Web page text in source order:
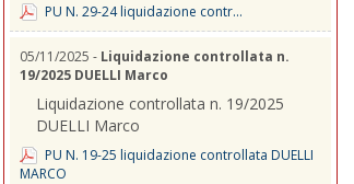
PU N. 29-24 liquidazione contr...
05/11/2025 - Liquidazione controllata n.
19/2025 DUELLI Marco
Liquidazione controllata n. 19/2025
DUELLI Marco
PU N. 19-25 liquidazione controllata DUELLI
MARCO